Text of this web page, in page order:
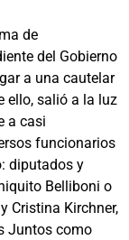
de
del Gobierno
a una cautelar
ello, salió a la luz
a casi
funcionarios
diputados y
Belliboni o
Cristina Kirchner,
Juntos como